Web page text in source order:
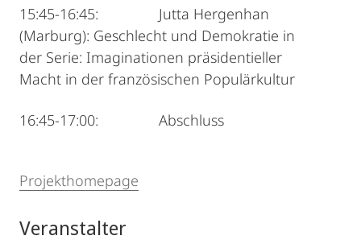
15:45-16:45: Jutta Hergenhan
(Marburg): Geschlecht und Demokratie in
der Serie: Imaginationen präsidentieller
Macht in der französischen Populärkultur
16:45-17:00: Abschluss
Projekthomepage
Veranstalter